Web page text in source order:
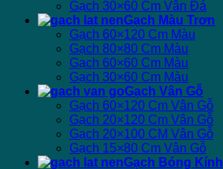
Gạch 30×60 Cm Vân Đá
Gạch Màu Trơn
Gạch 60×120 Cm Màu
Gạch 80×80 Cm Màu
Gạch 60×60 Cm Màu
Gạch 30×60 Cm Màu
Gạch Vân Gỗ
Gạch 60×120 Cm Vân Gỗ
Gạch 20×120 Cm Vân Gỗ
Gạch 20×100 CM Vân Gỗ
Gạch 15×80 Cm Vân Gỗ
Gạch Bóng Kính